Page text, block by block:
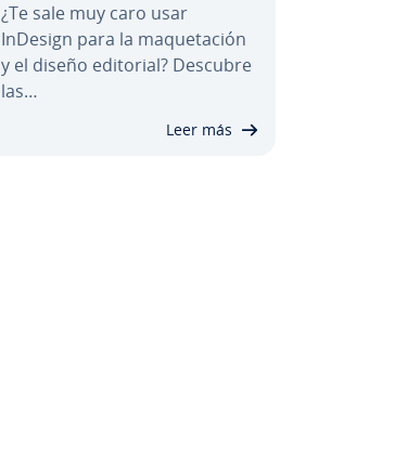
¿Te sale muy caro usar
InDesign para la ma­que­ta­ción
y el diseño editorial? Descubre
las…
Leer más